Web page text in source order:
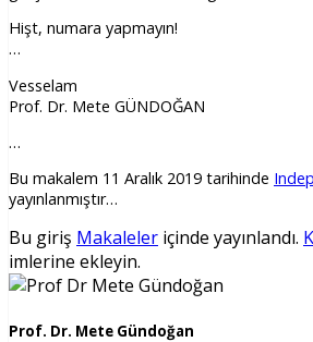
Hişt, numara yapmayın!
…
Vesselam
Prof. Dr. Mete GÜNDOĞAN
…
Bu makalem 11 Aralık 2019 tarihinde
yayınlanmıştır…
Bu giriş Makaleler içinde yayınlandı.
imlerine ekleyin.
Prof. Dr. Mete Gündoğan